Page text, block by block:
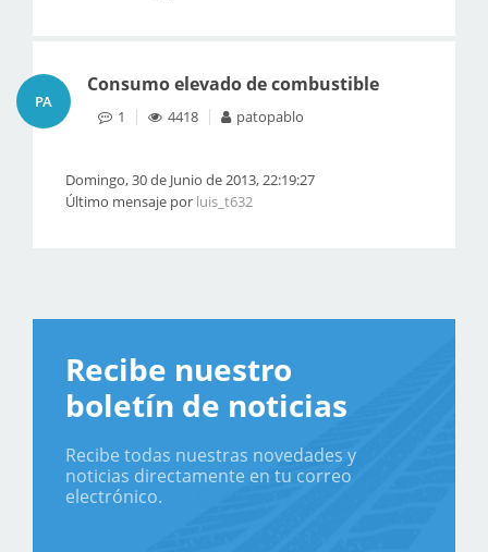
PA
Consumo elevado de combustible
1 4418 patopablo
Domingo, 30 de Junio de 2013, 22:19:27
Último mensaje por luis_t632
Recibe nuestro
boletín de noticias
Recibe todas nuestras novedades y
noticias directamente en tu correo
electrónico.